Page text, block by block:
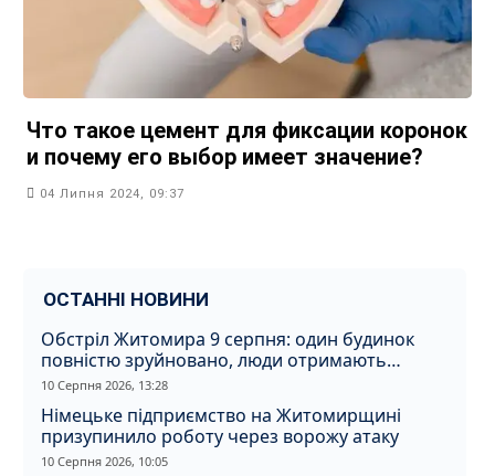
Что такое цемент для фиксации коронок
и почему его выбор имеет значение?
04 Липня 2024, 09:37
ОСТАННІ НОВИНИ
Обстріл Житомира 9 серпня: один будинок
повністю зруйновано, люди отримають
компенсацію
10 Серпня 2026, 13:28
Німецьке підприємство на Житомирщині
призупинило роботу через ворожу атаку
10 Серпня 2026, 10:05